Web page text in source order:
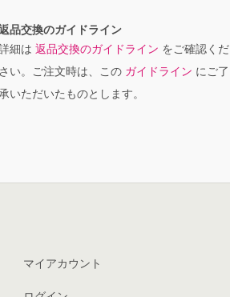
品交換のガイドライン
細は 返品交換のガイドライン をご確認くだ
さい。ご注文時は、この ガイドライン にご了
いただいたものとします。
マイアカウント